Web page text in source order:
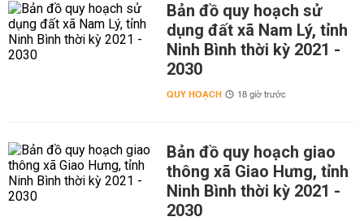
Bản đồ quy hoạch sử
dụng đất xã Nam Lý, tỉnh
Ninh Bình thời kỳ 2021 -
2030
QUY HOẠCH 18 giờ trước
Bản đồ quy hoạch giao
thông xã Giao Hưng, tỉnh
Ninh Bình thời kỳ 2021 -
2030